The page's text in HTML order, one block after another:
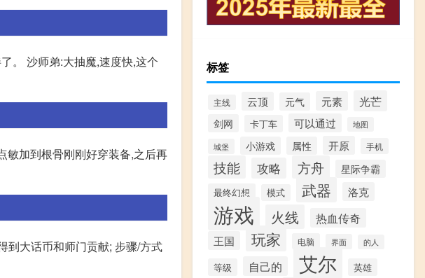
。 沙师弟:大抽魔,速度快,这个
敏加到根骨刚刚好穿装备,之后再
到大话币和师门贡献; 步骤/方式
标签
主线 云顶 元气 元素 光芒
剑网 卡丁车 可以通过 地图
城堡 小游戏 属性 开原 手机
技能 攻略 方舟 星际争霸
最终幻想 模式 武器 洛克
游戏 火线 热血传奇
王国 玩家 电脑 界面 的人
等级 自己的 艾尔 英雄